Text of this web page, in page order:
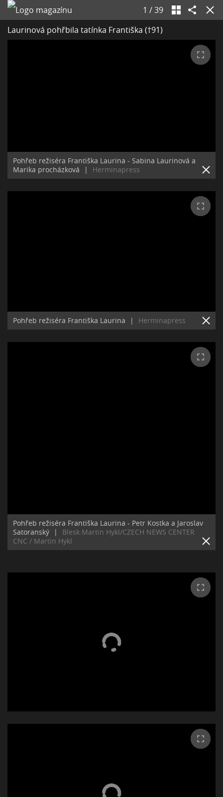
1 /39
Laurinová pohřbila tatínka Františka (†91)
Pohřeb režiséra Františka Laurina - Sabina Laurinová a
Marika procházková
| Herminapress
Pohřeb režiséra Františka Laurina | Herminapress
Pohřeb režiséra Františka Laurina - Petr Kostka a Jaroslav
Satoranský
|
Blesk:Martin Hykl/CZECH NEWS CENTER
CNC / Martin Hykl